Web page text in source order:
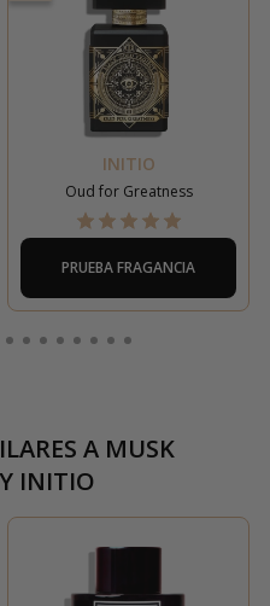
INITIO
Oud for Greatness
PRUEBA FRAGANCIA
A MUSK
INITIO